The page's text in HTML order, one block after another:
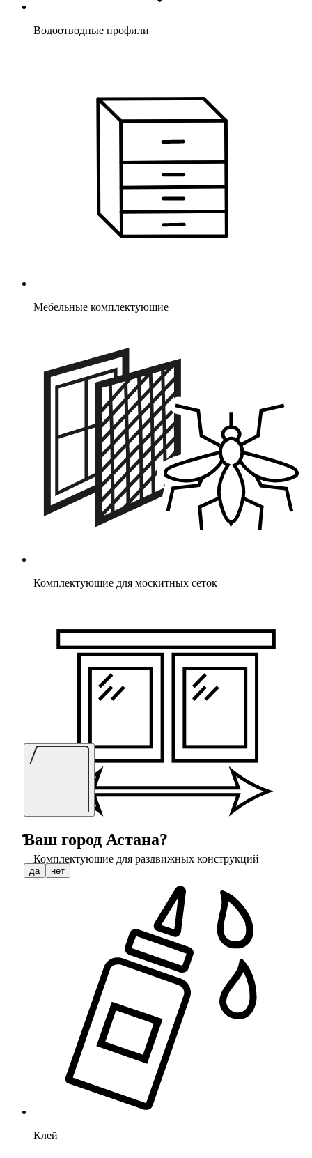
Водоотводные профили
Мебельные комплектующие
Комплектующие для москитных сеток
Комплектующие для раздвижных конструкций
Клей
Ваш город Астана?
да нет